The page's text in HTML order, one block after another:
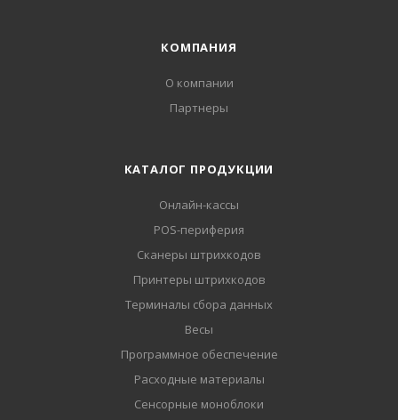
КОМПАНИЯ
О компании
Партнеры
КАТАЛОГ ПРОДУКЦИИ
Онлайн-кассы
POS-периферия
Сканеры штрихкодов
Принтеры штрихкодов
Терминалы сбора данных
Весы
Программное обеспечение
Расходные материалы
Сенсорные моноблоки